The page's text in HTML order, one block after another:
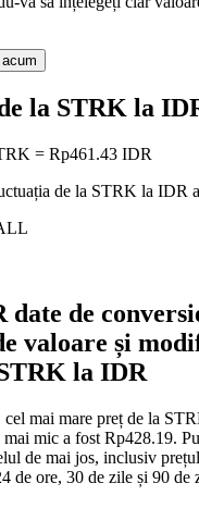
la STRK la
= Rp461.43 IDR
de la STRK la IDR
date de
valoare și
la IDR
mai mare preț de la
mic a fost Rp428.19.
de mai jos, inclusiv
de ore, 30 de zile și 90 de